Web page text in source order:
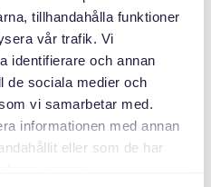
tillhandahålla funktioner
vår trafik. Vi
identifierare och annan
de sociala medier och
vi samarbetar med.
informationen med annan
eller som de har
baby
المنظمون